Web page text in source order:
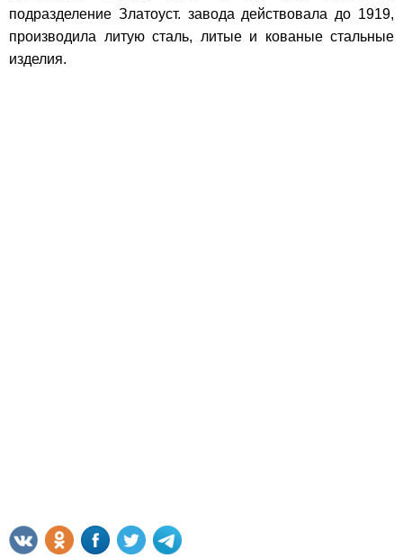
подразделение Златоуст. завода действовала до 1919,
производила литую сталь, литые и кованые стальные
изделия.